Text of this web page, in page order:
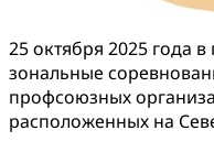
25 октября 2025 года
зональные
профсоюзных
расположенных на